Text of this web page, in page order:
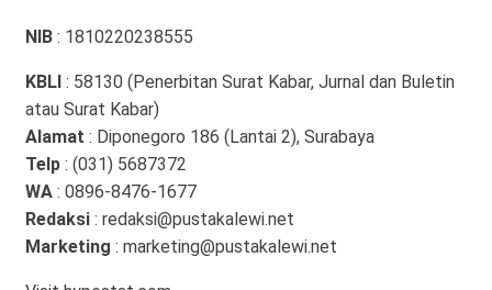
NIB : 1810220238555
KBLI : 58130 (Penerbitan Surat Kabar, Jurnal dan Buletin
atau Surat Kabar)
Alamat : Diponegoro 186 (Lantai 2), Surabaya
Telp: (031) 5687372
WA: 0896-8476-1677
Redaksi: redaksi@pustakalewi.net
Marketing : marketing@pustakalewi.net